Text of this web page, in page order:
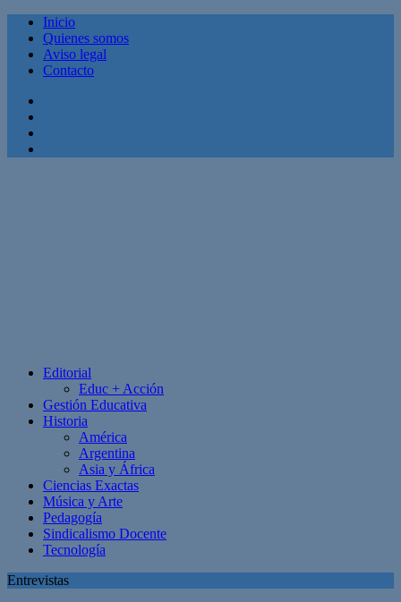
Inicio
Quienes somos
Aviso legal
Contacto
Editorial
Educ + Acción
Gestión Educativa
Historia
América
Argentina
Asia y África
Ciencias Exactas
Música y Arte
Pedagogía
Sindicalismo Docente
Tecnología
Entrevistas